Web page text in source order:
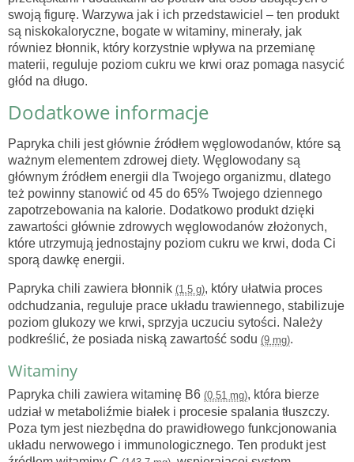
swoją figurę. Warzywa jak i ich przedstawiciel – ten produkt
są niskokaloryczne, bogate w witaminy, minerały, jak
równiez błonnik, który korzystnie wpływa na przemianę
materii, reguluje poziom cukru we krwi oraz pomaga nasycić
głód na długo.
Dodatkowe informacje
Papryka chili jest głównie źródłem węglowodanów, które są
ważnym elementem zdrowej diety. Węglowodany są
głównym źródłem energii dla Twojego organizmu, dlatego
też powinny stanowić od 45 do 65% Twojego dziennego
zapotrzebowania na kalorie. Dodatkowo produkt dzięki
zawartości głównie zdrowych węglowodanów złożonych,
które utrzymują jednostajny poziom cukru we krwi, doda Ci
sporą dawkę energii.
Papryka chili zawiera błonnik (1.5 g), który ułatwia proces
odchudzania, reguluje prace układu trawiennego, stabilizuje
poziom glukozy we krwi, sprzyja uczuciu sytości. Należy
podkreślić, że posiada niską zawartość sodu (9 mg).
Witaminy
Papryka chili zawiera witaminę B6 (0.51 mg), która bierze
udział w metaboliźmie białek i procesie spalania tłuszczy.
Poza tym jest niezbędna do prawidłowego funkcjonowania
układu nerwowego i immunologicznego. Ten produkt jest